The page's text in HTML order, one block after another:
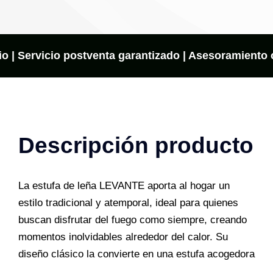
Servicio postventa garantizado | Asesoramiento
Descripción producto
La estufa de leña LEVANTE aporta al hogar un
estilo tradicional y atemporal, ideal para quienes
buscan disfrutar del fuego como siempre, creando
momentos inolvidables alrededor del calor. Su
diseño clásico la convierte en una estufa acogedora